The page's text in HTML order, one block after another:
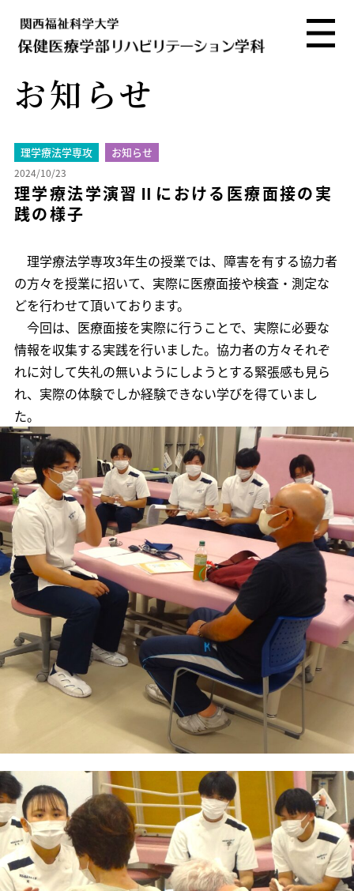
お知らせ
理学療法学専攻 お知らせ
2024/10/23
理学療法学演習Ⅱにおける医療面接の実
践の様子
理学療法学専攻3年生の授業では、障害を有する協力者
の方々を授業に招いて、実際に医療面接や検査・測定な
どを行わせて頂いております。
今回は、医療面接を実際に行うことで、実際に必要な
情報を収集する実践を行いました。協力者の方々それぞ
れに対して失礼の無いようにしようとする緊張感も見ら
れ、実際の体験でしか経験できない学びを得ていまし
た。